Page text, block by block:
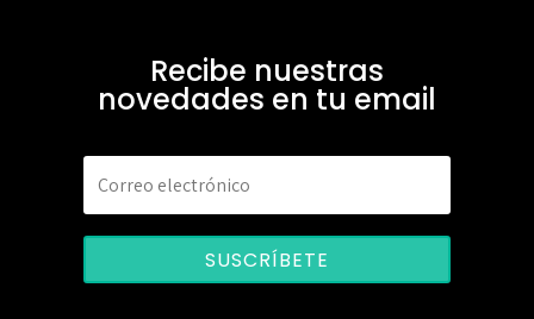
Recibe nuestras
novedades en tu email
SUSCRÍBETE